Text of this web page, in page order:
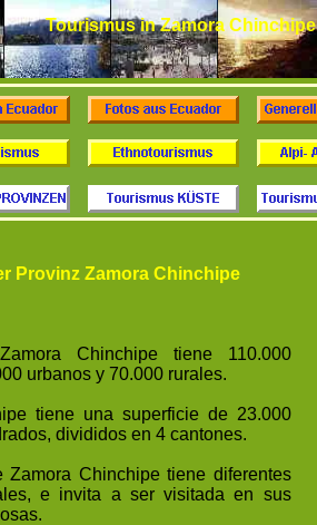
Provinz Zamora Chinchipe
Chinchipe tiene 110.000
urbanos y 70.000 rurales.
tiene una superficie de 23.000
divididos en 4 cantones.
Zamora Chinchipe tiene diferentes
e invita a ser visitada en sus
Tourismus in Zamora Chinchipe